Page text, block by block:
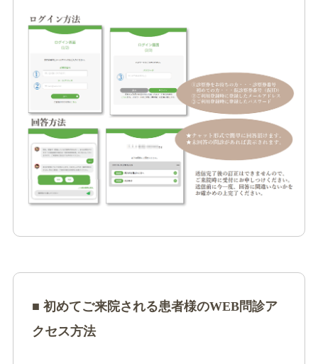
■ 初めてご来院される患者様のWEB問診ア
クセス方法